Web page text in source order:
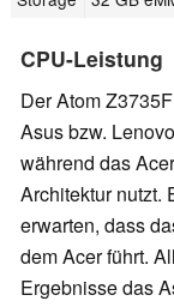
CPU-Leistung
Der Atom
Asus bzw.
während das
Architektur nutzt.
erwarten, dass
dem Acer führt.
Ergebnisse das